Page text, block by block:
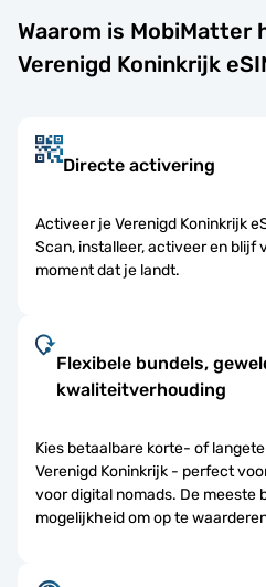
Waarom is MobiMatter
Verenigd Koninkrijk
Directe activering
Activeer je Verenigd Koninkrijk
Scan, installeer, activeer en blijf
moment dat je landt.
Flexibele bundels,
kwaliteitverhouding
Kies betaalbare korte- of
Verenigd Koninkrijk - perfect
voor digital nomads. De meeste
mogelijkheid om op te